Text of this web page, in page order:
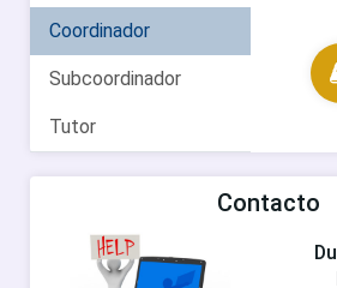
Coordinador
Subcoordinador
Tutor
Contacto